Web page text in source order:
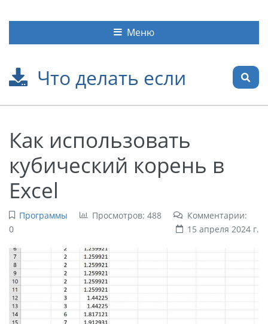
Что делать если
Меню
Как использовать
кубический корень в
Excel
Программы Просмотров: 488
Комментарии:
0
15 апреля 2024 г.